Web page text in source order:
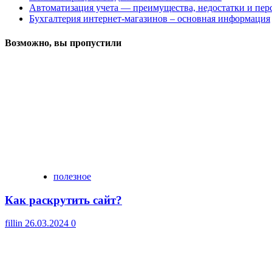
Автоматизация учета — преимущества, недостатки и
Бухгалтерия интернет-магазинов – основная информация
Возможно, вы пропустили
полезное
Как раскрутить сайт?
fillin 26.03.2024 0